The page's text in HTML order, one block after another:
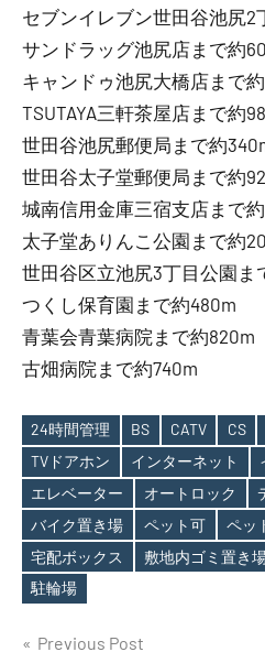
セブンイレブン世田谷池尻2
サンドラッグ池尻店まで約
キャンドゥ池尻大橋店まで
TSUTAYA三軒茶屋店まで約
世田谷池尻郵便局まで約
世田谷太子堂郵便局まで約
城南信用金庫三宿支店まで
太子堂ありんこ公園まで約
世田谷区立池尻3丁目公園ま
つくし保育園まで約480m
青葉会青葉病院まで約820m
古畑病院まで約740m
Tags
24時間管理 BS CATV CS
TVドアホン
インターネット
エレベーター
オートロック
バイク置き場
ペット可 ペッ
宅配ボックス
敷地内ゴミ置き
駐輪場
Previous Post